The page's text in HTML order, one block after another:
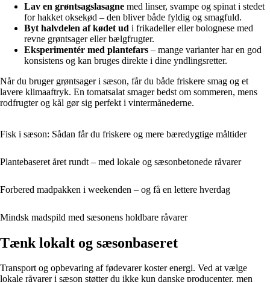
Lav en grøntsagslasagne med linser, svampe og spinat i stedet
for hakket oksekød – den bliver både fyldig og smagfuld.
Byt halvdelen af kødet ud i frikadeller eller bolognese med
revne grøntsager eller bælgfrugter.
Eksperimentér med plantefars – mange varianter har en god
konsistens og kan bruges direkte i dine yndlingsretter.
Når du bruger grøntsager i sæson, får du både friskere smag og et
lavere klimaaftryk. En tomatsalat smager bedst om sommeren, mens
rodfrugter og kål gør sig perfekt i vintermånederne.
Fisk i sæson: Sådan får du friskere og mere bæredygtige måltider
Plantebaseret året rundt – med lokale og sæsonbetonede råvarer
Forbered madpakken i weekenden – og få en lettere hverdag
Mindsk madspild med sæsonens holdbare råvarer
Tænk lokalt og sæsonbaseret
Transport og opbevaring af fødevarer koster energi. Ved at vælge
lokale råvarer i sæson støtter du ikke kun danske producenter, men